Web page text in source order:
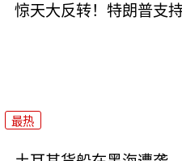
惊天大反转！特朗普支
最热